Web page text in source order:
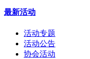
最新活动
活动专题
活动公告
协会活动